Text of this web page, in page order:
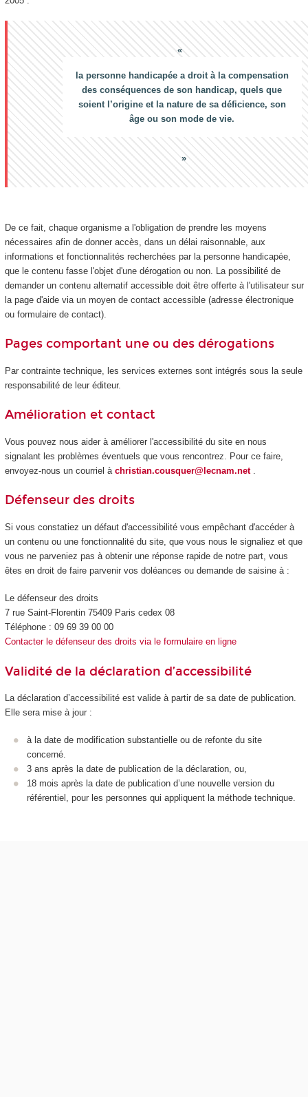
la personne handicapée a droit à la compensation
des conséquences de son handicap, quels que
soient l’origine et la nature de sa déficience, son
âge ou son mode de vie.
De ce fait, chaque organisme a l'obligation de prendre les moyens
nécessaires afin de donner accès, dans un délai raisonnable, aux
informations et fonctionnalités recherchées par la personne handicapée,
que le contenu fasse l'objet d'une dérogation ou non. La possibilité de
demander un contenu alternatif accessible doit être offerte à l'utilisateur sur
la page d'aide via un moyen de contact accessible (adresse électronique
ou formulaire de contact).
Pages comportant une ou des dérogations
Par contrainte technique, les services externes sont intégrés sous la seule
responsabilité de leur éditeur.
Amélioration et contact
Vous pouvez nous aider à améliorer l'accessibilité du site en nous
signalant les problèmes éventuels que vous rencontrez. Pour ce faire,
envoyez-nous un courriel à christian.cousquer@lecnam.net
Défenseur des droits
Si vous constatiez un défaut d'accessibilité vous empêchant d'accéder à
un contenu ou une fonctionnalité du site, que vous nous le signaliez et que
vous ne parveniez pas à obtenir une réponse rapide de notre part, vous
êtes en droit de faire parvenir vos doléances ou demande de saisine à :
Le défenseur des droits
7 rue Saint-Florentin 75409 Paris cedex 08
Téléphone : 09 69 39 00 00
Contacter le défenseur des droits via le formulaire en ligne
Validité de la déclaration d’accessibilité
La déclaration d’accessibilité est valide à partir de sa date de publication.
Elle sera mise à jour :
à la date de modification substantielle ou de refonte du site
concerné.
3 ans après la date de publication de la déclaration, ou,
18 mois après la date de publication d’une nouvelle version du
référentiel, pour les personnes qui appliquent la méthode technique.